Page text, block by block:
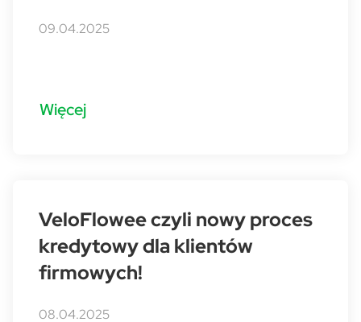
09.04.2025
Więcej
VeloFlowee czyli nowy proces
kredytowy dla klientów
firmowych!
08.04.2025